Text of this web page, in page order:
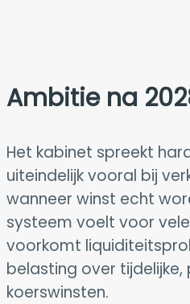
Ambitie na
Het kabinet spreekt
uiteindelijk vooral bij
wanneer winst echt
systeem voelt voor
voorkomt
belasting over tijdelijke,
koerswinsten.